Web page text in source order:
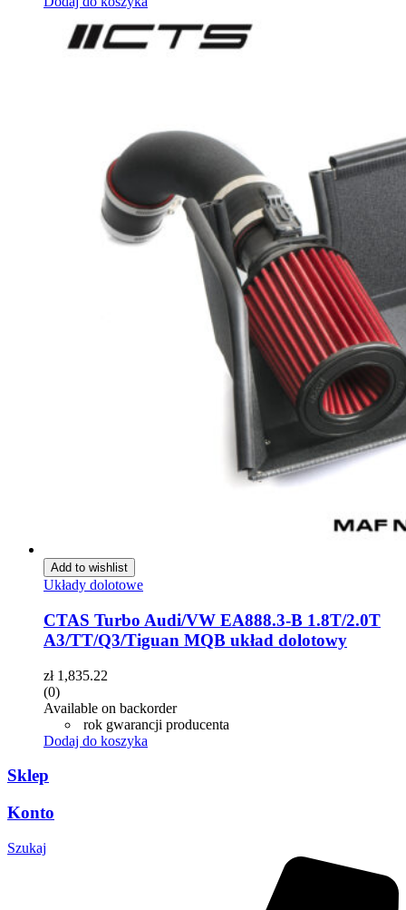
Add to wishlist
Układy dolotowe
CTAS Turbo Audi/VW EA888.3-B 1.8T/2.0T
A3/TT/Q3/Tiguan MQB układ dolotowy
zł1,835.22
(0)
Available on backorder
rok gwarancji producenta
Dodaj do koszyka
Sklep
Konto
Szukaj